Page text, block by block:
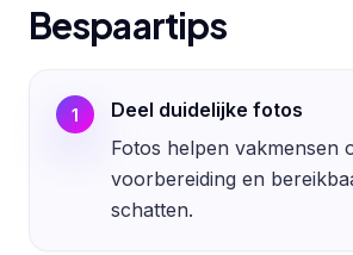
Bespaartips
1
Deel duidelijke fotos
Fotos helpen vakmensen
voorbereiding en
schatten.